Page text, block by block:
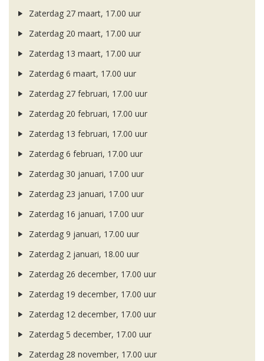
Zaterdag 27 maart, 17.00 uur
Zaterdag 20 maart, 17.00 uur
Zaterdag 13 maart, 17.00 uur
Zaterdag 6 maart, 17.00 uur
Zaterdag 27 februari, 17.00 uur
Zaterdag 20 februari, 17.00 uur
Zaterdag 13 februari, 17.00 uur
Zaterdag 6 februari, 17.00 uur
Zaterdag 30 januari, 17.00 uur
Zaterdag 23 januari, 17.00 uur
Zaterdag 16 januari, 17.00 uur
Zaterdag 9 januari, 17.00 uur
Zaterdag 2 januari, 18.00 uur
Zaterdag 26 december, 17.00 uur
Zaterdag 19 december, 17.00 uur
Zaterdag 12 december, 17.00 uur
Zaterdag 5 december, 17.00 uur
Zaterdag 28 november, 17.00 uur